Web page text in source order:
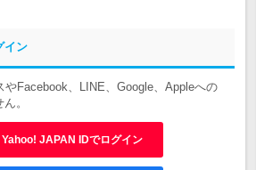
イン
Facebook、LINE、Google、Appleへの
。
Yahoo! JAPAN IDでログイン